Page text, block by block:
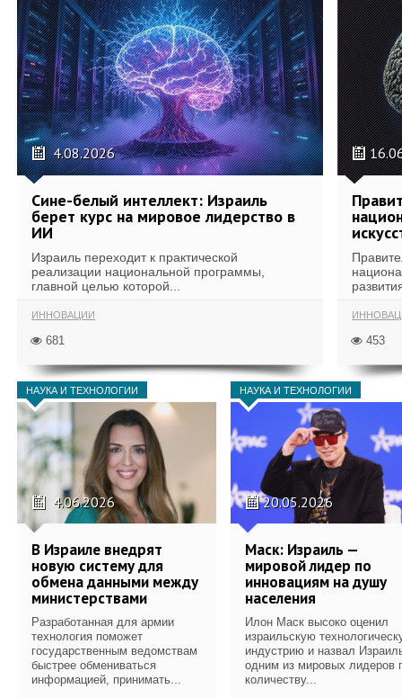
4.08.2026
Сине-белый интеллект: Израиль
берет курс на мировое лидерство в
ИИ
Израиль переходит к практической
реализации национальной программы,
главной целью которой...
ИННОВАЦИИ
681 453
НАУКА И ТЕХНОЛОГИИ
4.06.2026
В Израиле внедрят
новую систему для
обмена данными между
министерствами
Разработанная для армии
технология поможет
государственным ведомствам
быстрее обмениваться
информацией, принимать...
НАУКА И ТЕХНОЛОГИИ
20.05.2026
Маск: Израиль —
мировой лидер по
инновациям на душу
населения
Илон Маск высоко оценил
израильскую
индустрию и назвал
одним из мировых лидеров
количеству...